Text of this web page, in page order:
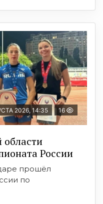
2026, 14:35 16
области
России
прошёл
по